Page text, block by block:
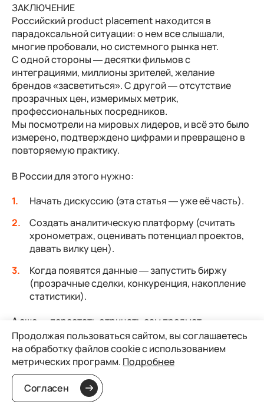
ЗАКЛЮЧЕНИЕ
Российский product placement находится в
парадоксальной ситуации: о нем все слышали,
многие пробовали, но системного рынка нет.
С одной стороны — десятки фильмов с
интеграциями, миллионы зрителей, желание
брендов «засветиться». С другой — отсутствие
прозрачных цен, измеримых метрик,
профессиональных посредников.
Мы посмотрели на мировых лидеров, и всё это было
измерено, подтверждено цифрами и превращено в
повторяемую практику.
В России для этого нужно:
Начать дискуссию (эта статья — уже её часть).
Создать аналитическую платформу (считать
хронометраж, оценивать потенциал проектов,
давать вилку цен).
Когда появятся данные — запустить биржу
(прозрачные сделки, конкуренция, накопление
статистики).
А еще — перестать отрицать сам предмет
обсуждения, со словами «у нас особенный рынок».
Да, особенный. И прямого сравнения с Голливудом
не выдерживает, по многим критериям. Вместе с
тем, он незрелый и по вопросам PP
“полупрофессиональный”. Но это лечится. Вопрос:
кто возьмется?
Продолжая пользоваться сайтом, вы соглашаетесь
на обработку файлов cookie с использованием
метрических программ. Подробнее
Согласен